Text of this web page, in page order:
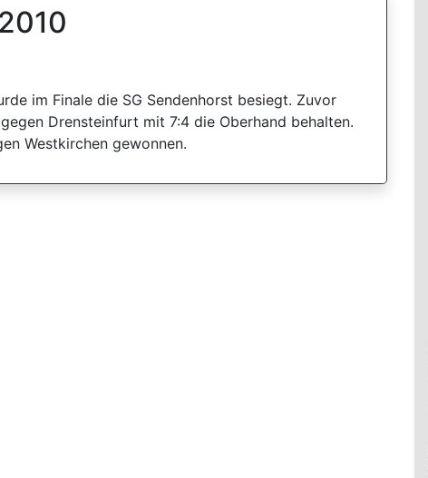
im Finale die SG Sendenhorst besiegt. Zuvor
Drensteinfurt mit 7:4 die Oberhand behalten.
Westkirchen gewonnen.